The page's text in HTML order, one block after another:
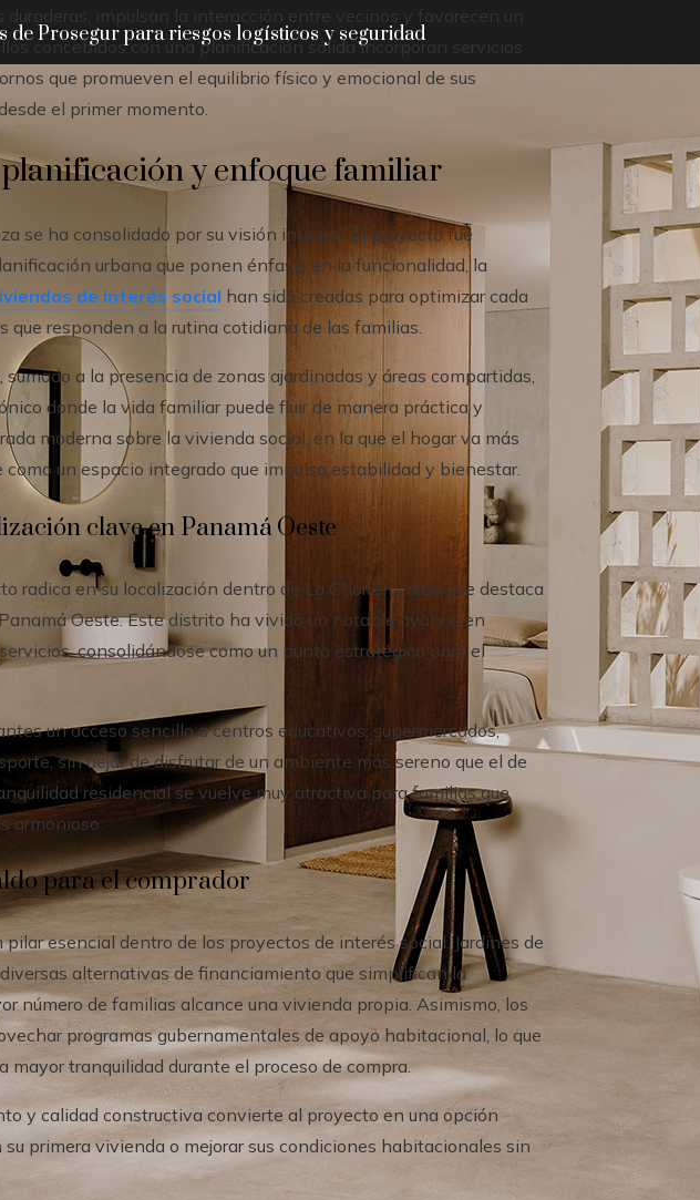
de Prosegur para riesgos logísticos y seguridad
impulsan la interacción entre vecinos y favorecen un
concebidos con una planificación sólida incorporan servicios
que promueven el equilibrio físico y emocional de sus
el primer momento.
planificación y enfoque familiar
se ha consolidado por su visión integral. El proyecto fue
urbana que ponen énfasis en la funcionalidad, la
de interés social han sido creadas para optimizar cada
responden a la rutina cotidiana de las familias.
a la presencia de zonas ajardinadas y áreas compartidas,
donde la vida familiar puede fluir de manera práctica y
moderna sobre la vivienda social, en la que el hogar va más
un espacio integrado que impulsa estabilidad y bienestar.
clave en Panamá Oeste
radica en su localización dentro de La Chorrera, área que destaca
Oeste. Este distrito ha vivido un notable avance en
consolidándose como un punto estratégico para el
un acceso sencillo a centros educativos, supermercados,
sin dejar de disfrutar de un ambiente más sereno que el de
residencial se vuelve muy atractiva para familias que
armonioso.
para el comprador
esencial dentro de los proyectos de interés social. Jardines de
alternativas de financiamiento que simplifican la
número de familias alcance una vivienda propia. Asimismo, los
programas gubernamentales de apoyo habitacional, lo que
tranquilidad durante el proceso de compra.
y calidad constructiva convierte al proyecto en una opción
primera vivienda o mejorar sus condiciones habitacionales sin